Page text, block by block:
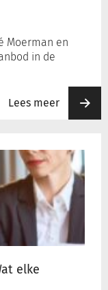
Moerman en
in de
Lees meer
elke